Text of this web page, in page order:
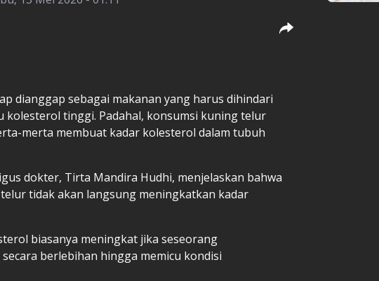
dianggap sebagai makanan yang harus dihindari
kolesterol tinggi. Padahal, konsumsi kuning telur
merta membuat kadar kolesterol dalam tubuh
dokter, Tirta Mandira Hudhi, menjelaskan bahwa
tidak akan langsung meningkatkan kadar
biasanya meningkat jika seseorang
berlebihan hingga memicu kondisi